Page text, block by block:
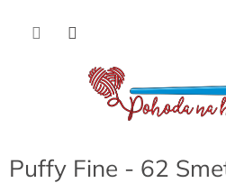
obsah
Puffy Fine - 62